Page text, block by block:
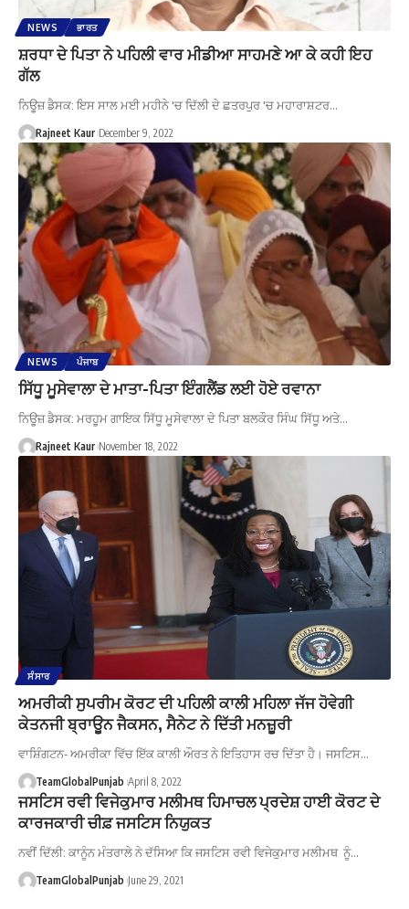
NEWS ਭਾਰਤ
ਸ਼ਰਧਾ ਦੇ ਪਿਤਾ ਨੇ ਪਹਿਲੀ ਵਾਰ ਮੀਡੀਆ ਸਾਹਮਣੇ ਆ ਕੇ ਕਹੀ ਇਹ
ਗੱਲ
ਨਿਊਜ਼ ਡੈਸਕ: ਇਸ ਸਾਲ ਮਈ ਮਹੀਨੇ 'ਚ ਦਿੱਲੀ ਦੇ ਛਤਰਪੁਰ 'ਚ ਮਹਾਰਾਸ਼ਟਰ…
Rajneet Kaur December 9, 2022
NEWS ਪੰਜਾਬ
ਸਿੱਧੂ ਮੂਸੇਵਾਲਾ ਦੇ ਮਾਤਾ-ਪਿਤਾ ਇੰਗਲੈਂਡ ਲਈ ਹੋਏ ਰਵਾਨਾ
ਨਿਊਜ਼ ਡੈਸਕ: ਮਰਹੂਮ ਗਾਇਕ ਸਿੱਧੂ ਮੂਸੇਵਾਲਾ ਦੇ ਪਿਤਾ ਬਲਕੌਰ ਸਿੰਘ ਸਿੱਧੂ ਅਤੇ…
Rajneet Kaur November 18, 2022
ਸੰਸਾਰ
ਅਮਰੀਕੀ ਸੁਪਰੀਮ ਕੋਰਟ ਦੀ ਪਹਿਲੀ ਕਾਲੀ ਮਹਿਲਾ ਜੱਜ ਹੋਵੇਗੀ
ਕੇਤਨਜੀ ਬ੍ਰਾਊਨ ਜੈਕਸਨ, ਸੈਨੇਟ ਨੇ ਦਿੱਤੀ ਮਨਜ਼ੂਰੀ
ਵਾਸ਼ਿੰਗਟਨ- ਅਮਰੀਕਾ ਵਿੱਚ ਇੱਕ ਕਾਲੀ ਔਰਤ ਨੇ ਇਤਿਹਾਸ ਰਚ ਦਿੱਤਾ ਹੈ। ਜਸਟਿਸ…
TeamGlobalPunjab April 8, 2022
ਜਸਟਿਸ ਰਵੀ ਵਿਜੇਕੁਮਾਰ ਮਲੀਮਥ ਹਿਮਾਚਲ ਪ੍ਰਦੇਸ਼ ਹਾਈ ਕੋਰਟ ਦੇ
ਕਾਰਜਕਾਰੀ ਚੀਫ਼ ਜਸਟਿਸ ਨਿਯੁਕਤ
ਨਵੀਂ ਦਿੱਲੀ: ਕਾਨੂੰਨ ਮੰਤਰਾਲੇ ਨੇ ਦੱਸਿਆ ਕਿ ਜਸਟਿਸ ਰਵੀ ਵਿਜੇਕੁਮਾਰ ਮਲੀਮਥ ਨੂੰ…
TeamGlobalPunjab June 29, 2021